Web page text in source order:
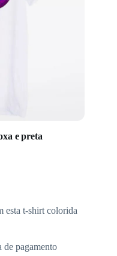
e preta
esta t-shirt colorida
de pagamento